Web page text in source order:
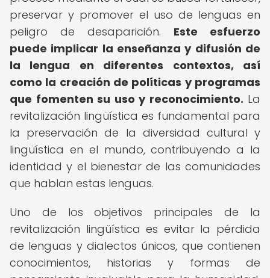
preservar y promover el uso de lenguas en
peligro de desaparición. Este esfuerzo
puede implicar la enseñanza y difusión de
la lengua en diferentes contextos, así
como la creación de políticas y programas
que fomenten su uso y reconocimiento. La
revitalización lingüística es fundamental para
la preservación de la diversidad cultural y
lingüística en el mundo, contribuyendo a la
identidad y el bienestar de las comunidades
que hablan estas lenguas.
Uno de los objetivos principales de la
revitalización lingüística es evitar la pérdida
de lenguas y dialectos únicos, que contienen
conocimientos, historias y formas de